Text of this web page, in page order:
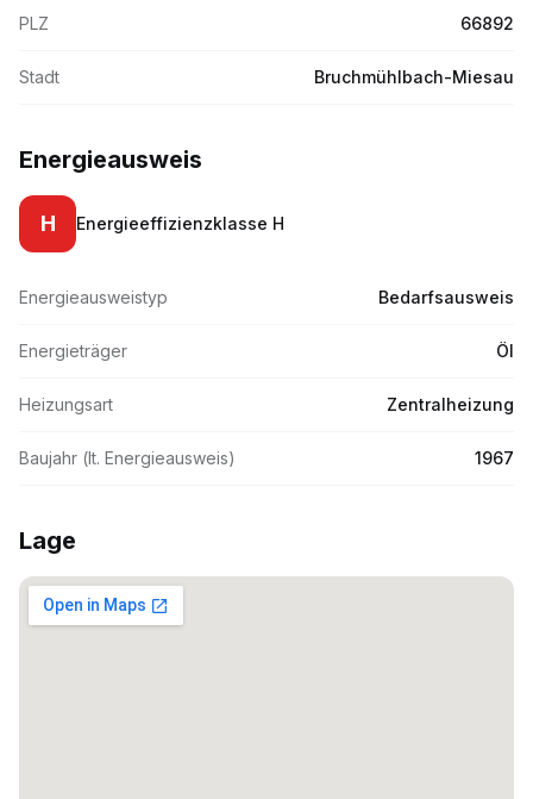
PLZ 66892
Stadt Bruchmühlbach-Miesau
Energieausweis
H Energieeffizienzklasse H
Energieausweistyp Bedarfsausweis
Energieträger Öl
Heizungsart Zentralheizung
Baujahr (lt. Energieausweis) 1967
Lage